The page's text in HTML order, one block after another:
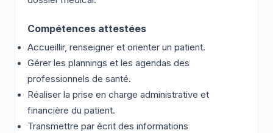
Compétences attestées
Accueillir, renseigner et orienter un patient.
Gérer les plannings et les agendas des
professionnels de santé.
Réaliser la prise en charge administrative et
financière du patient.
Transmettre par écrit des informations